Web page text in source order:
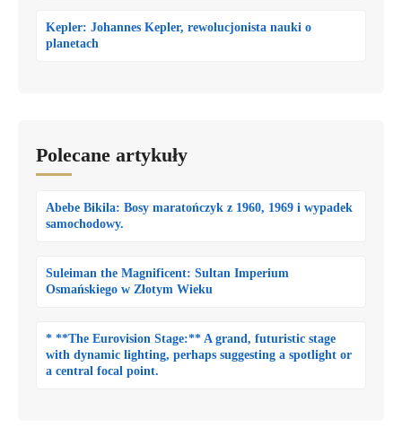
Kepler: Johannes Kepler, rewolucjonista nauki o
planetach
Polecane artykuły
Abebe Bikila: Bosy maratończyk z 1960, 1969 i wypadek
samochodowy.
Suleiman the Magnificent: Sultan Imperium
Osmańskiego w Złotym Wieku
* **The Eurovision Stage:** A grand, futuristic stage
with dynamic lighting, perhaps suggesting a spotlight or
a central focal point.